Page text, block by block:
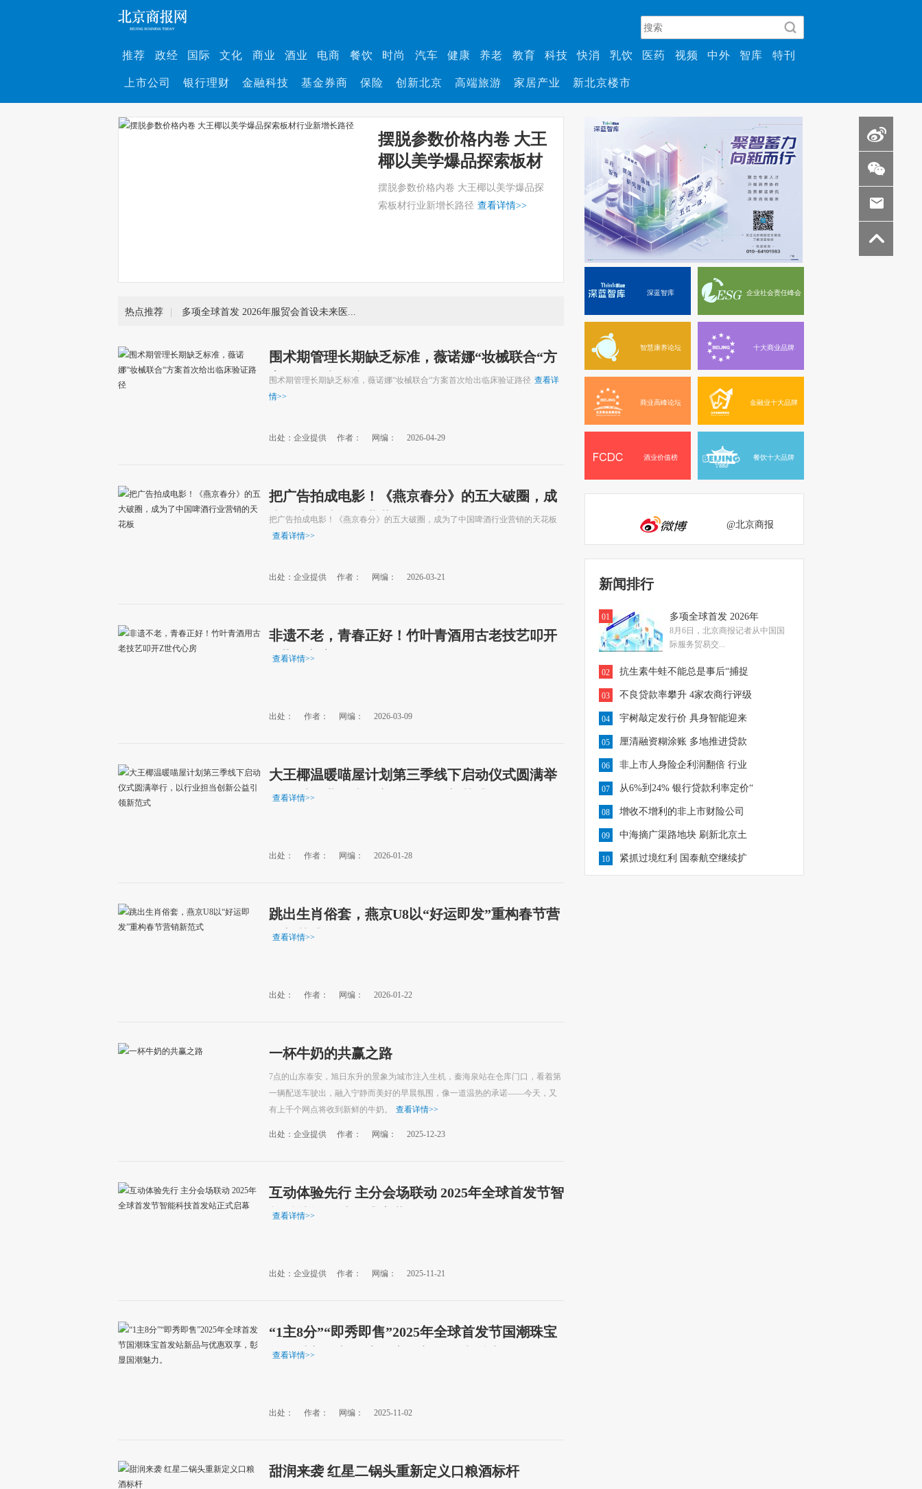
推荐 政经 国际 文化 商业 酒业 电商 餐饮 时尚 汽车 健康 养老 教育 科技 快消 乳饮 医药 视频 中外 智库 特刊
上市公司 银行理财 金融科技 基金券商 保险 创新北京 高端旅游 家居产业 新北京楼市
摆脱参数价格内卷 大王
椰以美学爆品探索板材
行业新增长路径
摆脱参数价格内卷 大王椰以美学爆品探
索板材行业新增长路径 查看详情>>
热点推荐 |
围术期管理长期缺乏标准，薇诺娜“妆械联合“方
案首次给出临床验证路径
围术期管理长期缺乏标准，薇诺娜“妆械联合“方案首次给出临床验证路径 查看详
情>>
出处：企业提供 作者： 网编： 2026-04-29
把广告拍成电影！《燕京春分》的五大破圈，成
为了中国啤酒行业营销的天花板
把广告拍成电影！《燕京春分》的五大破圈，成为了中国啤酒行业营销的天花板
查看详情>>
出处：企业提供 作者： 网编： 2026-03-21
非遗不老，青春正好！竹叶青酒用古老技艺叩开
Z世代心房
查看详情>>
出处： 作者： 网编： 2026-03-09
大王椰温暖喵屋计划第三季线下启动仪式圆满举
行，以行业担当创新公益引领新范式
查看详情>>
出处： 作者： 网编： 2026-01-28
跳出生肖俗套，燕京U8以“好运即发”重构春节营
销新范式
查看详情>>
出处： 作者： 网编： 2026-01-22
一杯牛奶的共赢之路
7点的山东泰安，旭日东升的景象为城市注入生机，秦海泉站在仓库门口，看着第
一辆配送车驶出，融入宁静而美好的早晨氛围，像一道温热的承诺——今天，又
有上千个网点将收到新鲜的牛奶。
查看详情>>
出处：企业提供 作者： 网编： 2025-12-23
互动体验先行 主分会场联动 2025年全球首发节智
能科技首发站正式启幕
查看详情>>
出处：企业提供 作者： 网编： 2025-11-21
“1主8分”“即秀即售”2025年全球首发节国潮珠宝
首发站新品与优惠双享，彰显国潮魅力。
查看详情>>
出处： 作者： 网编： 2025-11-02
甜润来袭 红星二锅头重新定义口粮酒标杆
深蓝智库 企业社会责任峰会
智慧康养论坛 十大商业品牌
商业高峰论坛 金融业十大品牌
酒业价值榜 餐饮十大品牌
@北京商报
新闻排行
01 多项全球首发 2026年
8月6日，北京商报记者从中国国
际服务贸易交...
02 抗生素牛蛙不能总是事后“捕捉
03 不良贷款率攀升 4家农商行评级
04 宇树敲定发行价 具身智能迎来
05 厘清融资糊涂账 多地推进贷款
06 非上市人身险企利润翻倍 行业
07 从6%到24% 银行贷款利率定价“
08 增收不增利的非上市财险公司
09 中海摘广渠路地块 刷新北京土
10 紧抓过境红利 国泰航空继续扩